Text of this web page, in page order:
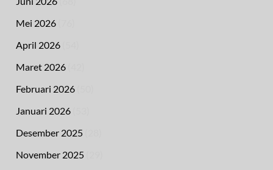
Mei 2026
April 2026
Maret 2026
Februari 2026
Januari 2026
Desember 2025
November 2025